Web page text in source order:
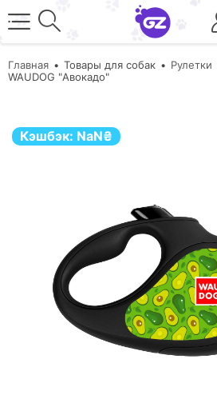
Главная Товары для собак Рулетки
WAUDOG "Авокадо"
Кэшбэк: NaN₴